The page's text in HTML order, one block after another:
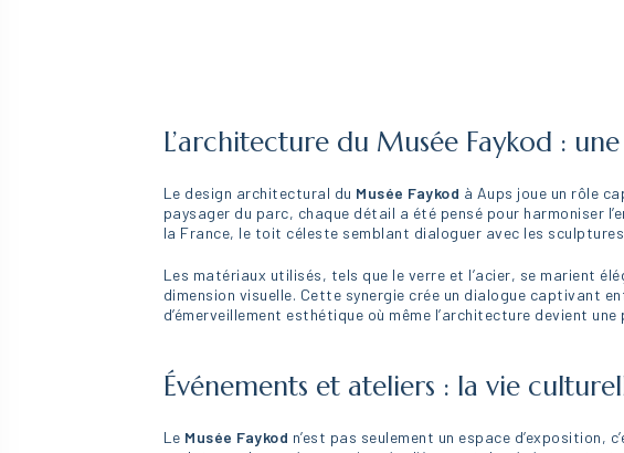
L’architecture du Musée Faykod :
Le design architectural du Musée Faykod à Aups joue un rôle
paysager du parc, chaque détail a été pensé pour harmoniser
la France, le toit céleste semblant dialoguer avec les
Les matériaux utilisés, tels que le verre et l’acier, se marient
dimension visuelle. Cette synergie crée un dialogue captivant
d’émerveillement esthétique où même l’architecture devient
Événements et ateliers : la vie
Le Musée Faykod n’est pas seulement un espace